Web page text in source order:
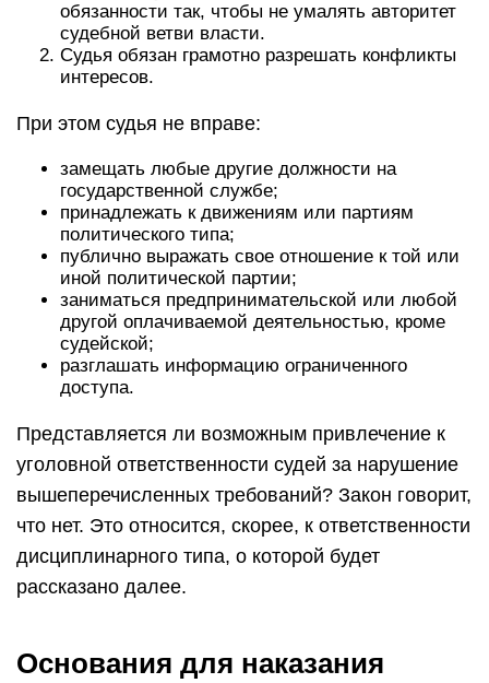
обязанности так, чтобы не умалять авторитет
судебной ветви власти.
Судья обязан грамотно разрешать конфликты
интересов.
При этом судья не вправе:
замещать любые другие должности на
государственной службе;
принадлежать к движениям или партиям
политического типа;
публично выражать свое отношение к той или
иной политической партии;
заниматься предпринимательской или любой
другой оплачиваемой деятельностью, кроме
судейской;
разглашать информацию ограниченного
доступа.
Представляется ли возможным привлечение к
уголовной ответственности судей за нарушение
вышеперечисленных требований? Закон говорит,
что нет. Это относится, скорее, к ответственности
дисциплинарного типа, о которой будет
рассказано далее.
Основания для наказания